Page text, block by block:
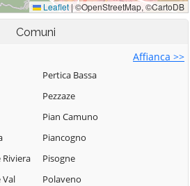
Comuni
Affianca >>
Val
Pertica Bassa
Pezzaze
Pian Camuno
Piancogno
Pisogne
Polaveno